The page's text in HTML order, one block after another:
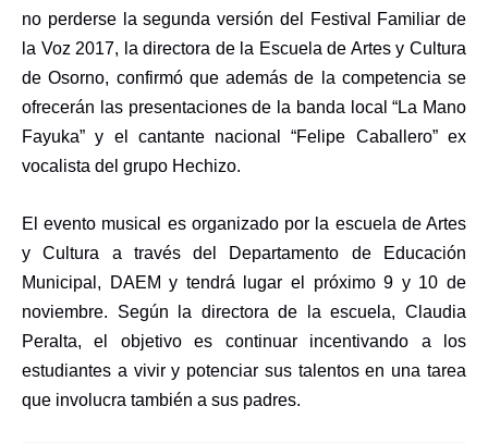
no perderse la segunda versión del Festival Familiar de
la Voz 2017, la directora de la Escuela de Artes y Cultura
de Osorno, confirmó que además de la competencia se
ofrecerán las presentaciones de la banda local “La Mano
Fayuka” y el cantante nacional “Felipe Caballero” ex
vocalista del grupo Hechizo.
El evento musical es organizado por la escuela de Artes
y Cultura a través del Departamento de Educación
Municipal, DAEM y tendrá lugar el próximo 9 y 10 de
noviembre. Según la directora de la escuela, Claudia
Peralta, el objetivo es continuar incentivando a los
estudiantes a vivir y potenciar sus talentos en una tarea
que involucra también a sus padres.